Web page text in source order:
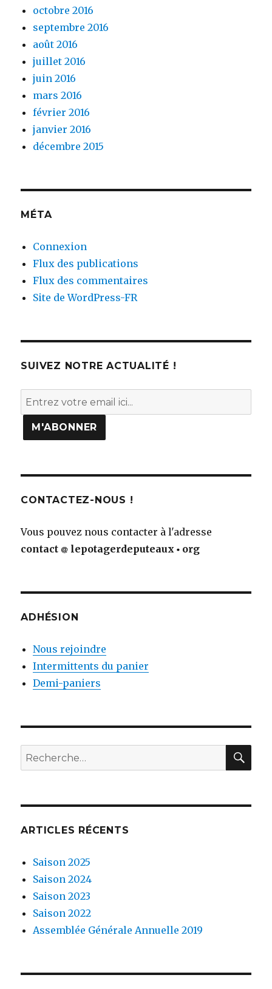
octobre 2016
septembre 2016
août 2016
juillet 2016
juin 2016
mars 2016
février 2016
janvier 2016
décembre 2015
MÉTA
Connexion
Flux des publications
Flux des commentaires
Site de WordPress-FR
SUIVEZ NOTRE ACTUALITÉ !
CONTACTEZ-NOUS !
Vous pouvez nous contacter à l'adresse
contact
lepotagerdeputeaux org
ADHÉSION
Nous rejoindre
Intermittents du panier
Demi-paniers
Recherche
pour
ARTICLES RÉCENTS
Saison 2025
Saison 2024
Saison 2023
Saison 2022
Assemblée Générale Annuelle 2019